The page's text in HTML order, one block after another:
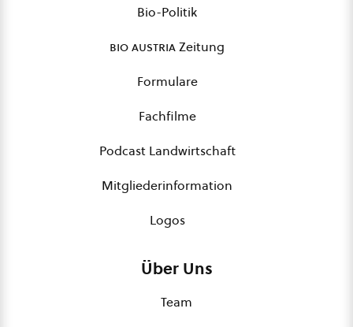
Bio-Politik
bio austriaZeitung
Formulare
Fachfilme
Podcast Landwirtschaft
Mitgliederinformation
Logos
Über Uns
Team